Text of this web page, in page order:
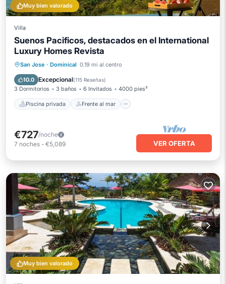
Muy bien valorado
Villa
Suenos Pacificos, destacados en el International
Luxury Homes Revista
San Jose · Dominical 0.19 mi al centro
10.0 Excepcional(115 Reseñas)
3 Dormitorios 3 baños 6 Invitados 4000 pies²
Piscina privada Frente al mar
Piscina privada
Frente al mar
Aparcamiento
€727/noche
7 noches - €5,089 VER OFERTA
Muy bien valorado